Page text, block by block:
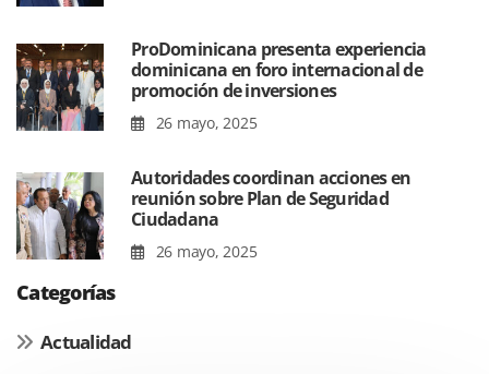
ProDominicana presenta experiencia
dominicana en foro internacional de
promoción de inversiones
26 mayo, 2025
Autoridades coordinan acciones en
reunión sobre Plan de Seguridad
Ciudadana
26 mayo, 2025
Categorías
Actualidad